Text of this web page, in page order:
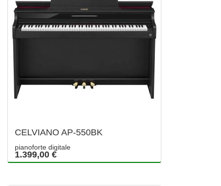
CELVIANO AP-550BK
pianoforte digitale
1.399,00 €